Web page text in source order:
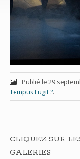
Publié le 29
Tempus Fugit ?.
CLIQUEZ SUR
GALERIES